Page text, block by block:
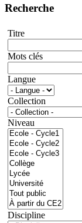
Recherche
Titre
Mots clés
Langue
Collection
Niveau
Discipline